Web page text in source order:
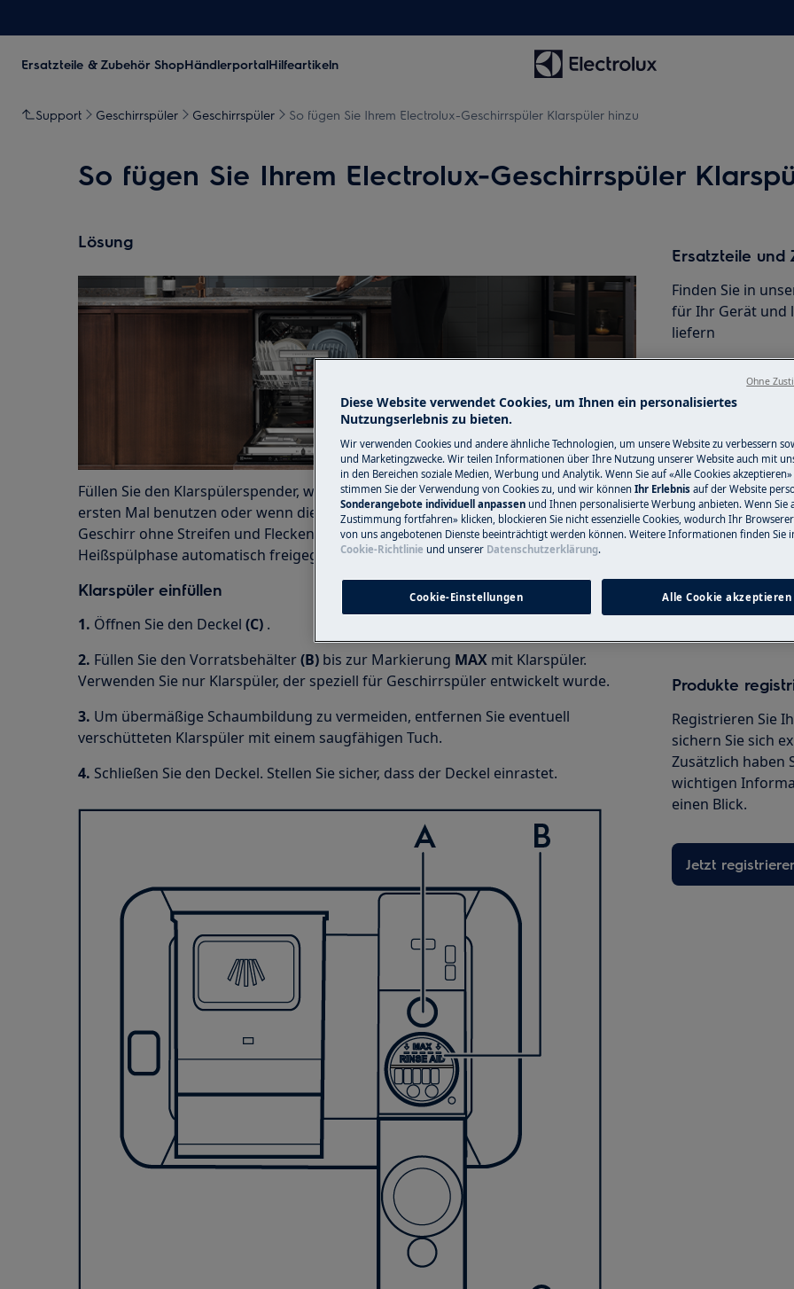
Ersatzteile & Zubehör ShopHändlerportalHilfeartikeln
Support Geschirrspüler Geschirrspüler So fügen Sie Ihrem Electrolux-Geschirrspüler Klarspüler hinzu
So fügen Sie Ihrem Electrolux-Geschirrspüler
Lösung
Füllen Sie den Klarspülerspender, wenn Sie Ihren Electrolux-Geschirrspüler zum
ersten Mal benutzen oder wenn die Anzeige(A)transparent ist. Klarspüler hilft, Ihr
Geschirr ohne Streifen und Flecken zu trocknen. Er wird während der
Heißspülphase automatisch freigegeben.
Klarspüler einfüllen
1. Öffnen Sie den Deckel (C) .
2. Füllen Sie den Vorratsbehälter(B) bis zur Markierung MAX mit Klarspüler.
Verwenden Sie nur Klarspüler, der speziell für Geschirrspüler entwickelt wurde.
3. Um übermäßige Schaumbildung zu vermeiden, entfernen Sie eventuell
verschütteten Klarspüler mit einem saugfähigen Tuch.
4. Schließen Sie den Deckel. Stellen Sie sicher, dass der Deckel einrastet.
Ersatzteile und
Finden Sie in
für Ihr Gerät und
liefern
Ersatzteile
Finden Sie Ihre
Lösen Sie
andere
Produkte
Registrieren Sie
sichern Sie sich
Zusätzlich haben
wichtigen
einen Blick.
Jetzt
Diese Website verwendet Cookies, um Ihnen ein personalisiertes
Nutzungserlebnis zu bieten.
Wir verwenden Cookies und andere ähnliche Technologien, um unsere Website zu verbessern
und Marketingzwecke. Wir teilen Informationen über Ihre Nutzung unserer Website auch mit
in den Bereichen soziale Medien, Werbung und Analytik. Wenn Sie auf «Alle Cookies
stimmen Sie der Verwendung von Cookies zu, und wir können Ihr Erlebnis auf der Website
Sonderangebote individuell anpassen und Ihnen personalisierte Werbung anbieten. Wenn Sie
Zustimmung fortfahren» klicken, blockieren Sie nicht essenzielle Cookies, wodurch Ihr
von uns angebotenen Dienste beeinträchtigt werden können. Weitere Informationen finden Sie
Cookie-Richtlinie und unserer Datenschutzerklärung.
Cookie-Einstellungen Alle Cookie akzeptieren
Ohne